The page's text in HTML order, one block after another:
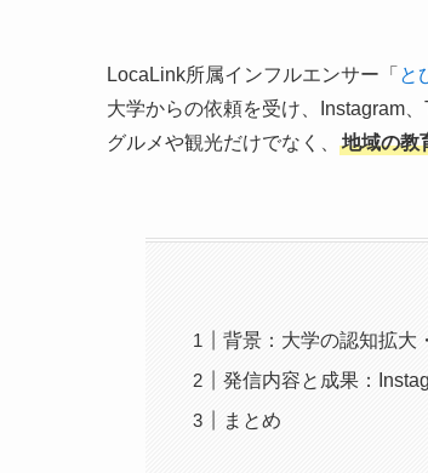
LocaLink所属インフルエンサー「 と
大学からの依頼を受け、Instagram、
グルメや観光だけでなく、
地域の教
背景：大学の認知拡大
発信内容と成果：
まとめ